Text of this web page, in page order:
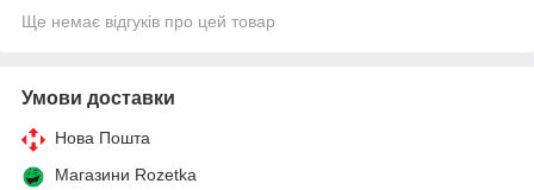
Ще немає відгуків про цей товар
Умови доставки
Нова Пошта
Магазини Rozetka